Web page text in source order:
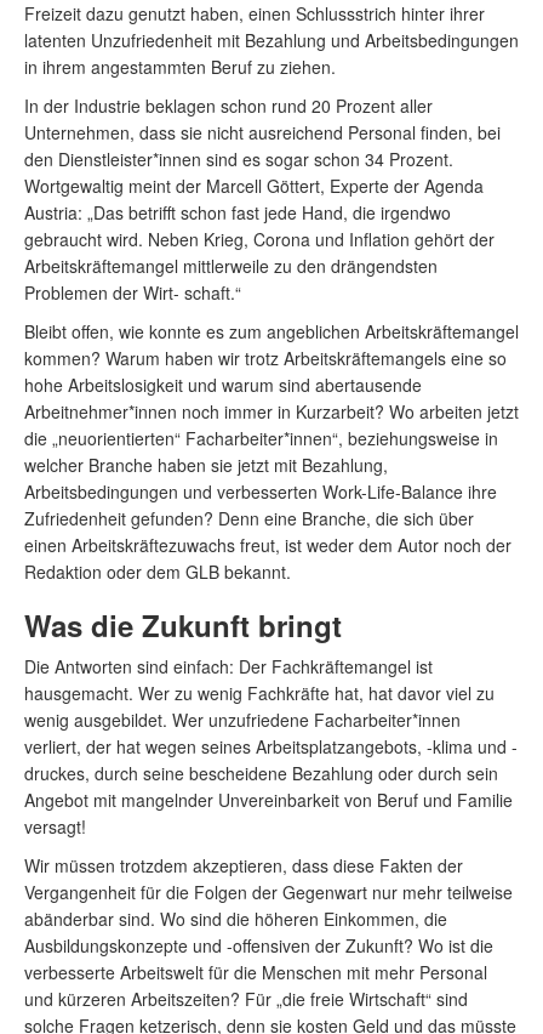
Freizeit dazu genutzt haben, einen Schlussstrich hinter ihrer
latenten Unzufriedenheit mit Bezahlung und Arbeitsbedingungen
in ihrem angestammten Beruf zu ziehen.
In der Industrie beklagen schon rund 20 Prozent aller
Unternehmen, dass sie nicht ausreichend Personal finden, bei
den Dienstleister*innen sind es sogar schon 34 Prozent.
Wortgewaltig meint der Marcell Göttert, Experte der Agenda
Austria: „Das betrifft schon fast jede Hand, die irgendwo
gebraucht wird. Neben Krieg, Corona und Inflation gehört der
Arbeitskräftemangel mittlerweile zu den drängendsten
Problemen der Wirt- schaft.“
Bleibt offen, wie konnte es zum angeblichen Arbeitskräftemangel
kommen? Warum haben wir trotz Arbeitskräftemangels eine so
hohe Arbeitslosigkeit und warum sind abertausende
Arbeitnehmer*innen noch immer in Kurzarbeit? Wo arbeiten jetzt
die „neuorientierten“ Facharbeiter*innen“, beziehungsweise in
welcher Branche haben sie jetzt mit Bezahlung,
Arbeitsbedingungen und verbesserten Work-Life-Balance ihre
Zufriedenheit gefunden? Denn eine Branche, die sich über
einen Arbeitskräftezuwachs freut, ist weder dem Autor noch der
Redaktion oder dem GLB bekannt.
Was die Zukunft bringt
Die Antworten sind einfach: Der Fachkräftemangel ist
hausgemacht. Wer zu wenig Fachkräfte hat, hat davor viel zu
wenig ausgebildet. Wer unzufriedene Facharbeiter*innen
verliert, der hat wegen seines Arbeitsplatzangebots, -klima und -
druckes, durch seine bescheidene Bezahlung oder durch sein
Angebot mit mangelnder Unvereinbarkeit von Beruf und Familie
versagt!
Wir müssen trotzdem akzeptieren, dass diese Fakten der
Vergangenheit für die Folgen der Gegenwart nur mehr teilweise
abänderbar sind. Wo sind die höheren Einkommen, die
Ausbildungskonzepte und -offensiven der Zukunft? Wo ist die
verbesserte Arbeitswelt für die Menschen mit mehr Personal
und kürzeren Arbeitszeiten? Für „die freie Wirtschaft“ sind
solche Fragen ketzerisch, denn sie kosten Geld und das müsste